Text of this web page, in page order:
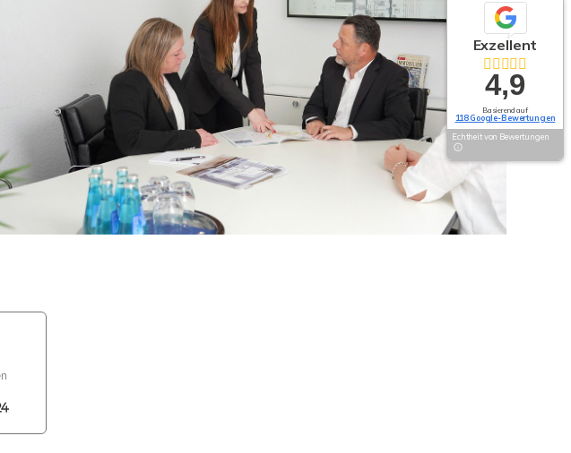
Exzellent
4,9
Basierend auf
118 Google-Bewertungen
Echtheit von Bewertungen